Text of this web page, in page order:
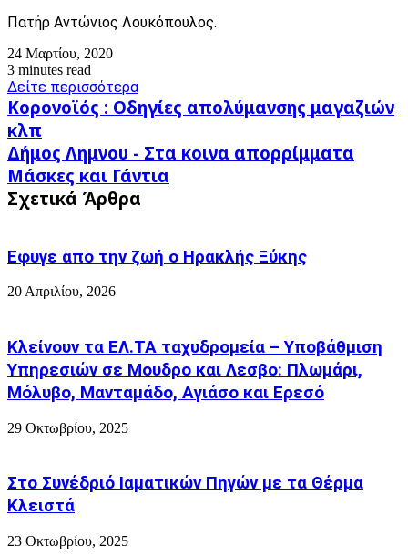
Πατήρ Αντώνιος Λουκόπουλος.
24 Μαρτίου, 2020
3 minutes read
Δείτε περισσότερα
Κορονοϊός
:
Οδηγίες
απολύμανσης
μαγαζιών
κλπ
Κορονοϊός : Οδηγίες απολύμανσης μαγαζιών
κλπ
Δήμος
Λημνου
-
Στα
Μάσκες
και
Γάντια
Δήμος Λημνου - Στα κοινα απορρίμματα
Μάσκες και Γάντια
Σχετικά Άρθρα
Εφυγε απο την ζωή o Ηρακλής Ξύκης
20 Απριλίου, 2026
Κλείνουν τα ΕΛ.ΤΑ ταχυδρομεία – Υποβάθμιση
Υπηρεσιών σε Μουδρο και Λεσβο: Πλωμάρι,
Μόλυβο, Μανταμάδο, Αγιάσο και Ερεσό
29 Οκτωβρίου, 2025
Στο Συνέδριό Ιαματικών Πηγών με τα Θέρμα
Κλειστά
23 Οκτωβρίου, 2025